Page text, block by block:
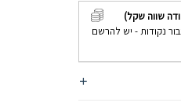
שווה שקל)
נקודות - יש להרשם